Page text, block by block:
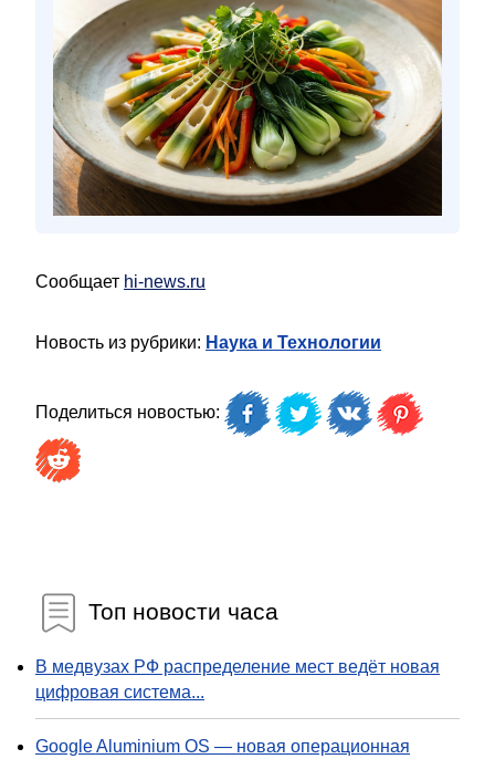
Сообщает hi-news.ru
Новость из рубрики: Наука и Технологии
Поделиться новостью:
Топ новости часа
В медвузах РФ распределение мест ведёт новая
цифровая система...
Google Aluminium OS — новая операционная